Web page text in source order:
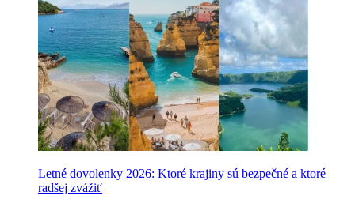
Letné dovolenky 2026: Ktoré krajiny sú bezpečné a ktoré
radšej zvážiť